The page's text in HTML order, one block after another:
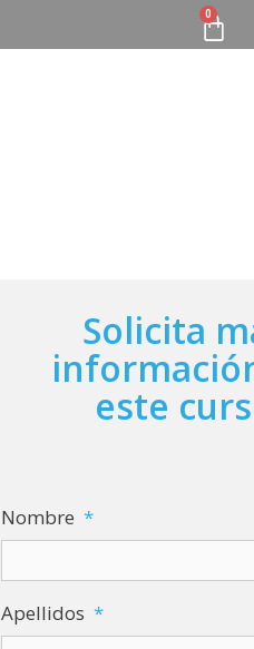
0
Solicita
este
Nombre *
Apellidos *